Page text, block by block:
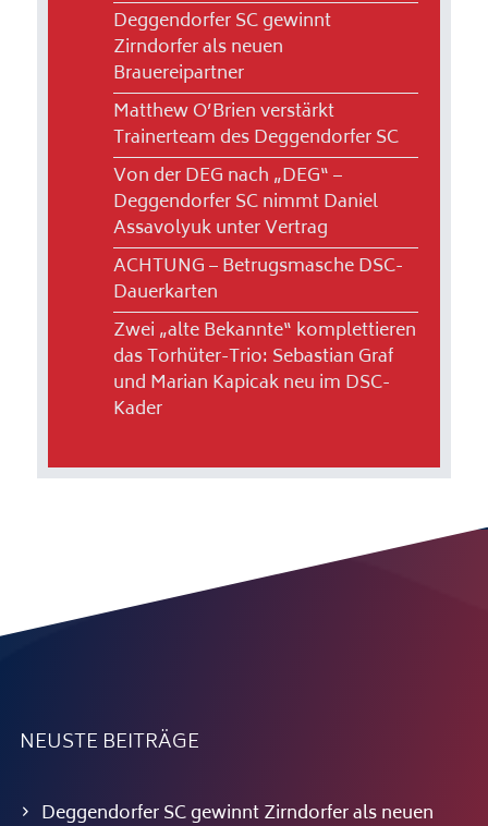
Deggendorfer SC gewinnt
Zirndorfer als neuen
Brauereipartner
Matthew O’Brien verstärkt
Trainerteam des Deggendorfer SC
Von der DEG nach „DEG“ –
Deggendorfer SC nimmt Daniel
Assavolyuk unter Vertrag
ACHTUNG – Betrugsmasche DSC-
Dauerkarten
Zwei „alte Bekannte“ komplettieren
das Torhüter-Trio: Sebastian Graf
und Marian Kapicak neu im DSC-
Kader
NEUSTE BEITRÄGE
Deggendorfer SC gewinnt Zirndorfer als neuen